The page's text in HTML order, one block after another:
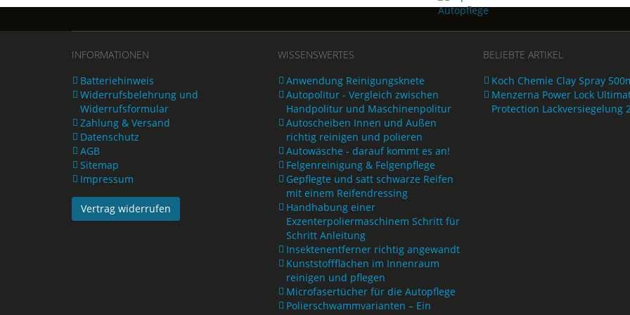
INFORMATIONEN
Batteriehinweis
Widerrufsbelehrung und
Widerrufsformular
Zahlung & Versand
Datenschutz
AGB
Sitemap
Impressum
Vertrag widerrufen
WISSENSWERTES
Anwendung Reinigungsknete
Autopolitur - Vergleich zwischen
Handpolitur und Maschinenpolitur
Autoscheiben Innen und Außen
richtig reinigen und polieren
Autowäsche - darauf kommt es an!
Felgenreinigung & Felgenpflege
Gepflegte und satt schwarze Reifen
mit einem Reifendressing
Handhabung einer
Exzenterpoliermaschinem Schritt für
Schritt Anleitung
Insektenentferner richtig angewandt
Kunststoffflächen im Innenraum
reinigen und pflegen
Microfasertücher für die Autopflege
Polierschwammvarianten – Ein
BELIEBTE ARTIKEL
Koch Chemie Clay Spray
Menzerna Power Lock
Protection Lackversiegelung